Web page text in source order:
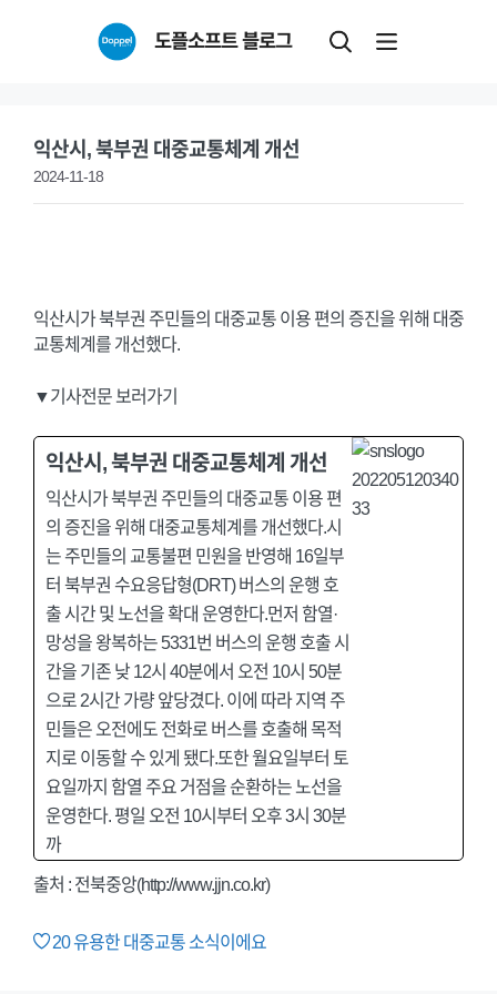
도플소프트 블로그
익산시, 북부권 대중교통체계 개선
2024-11-18
익산시가 북부권 주민들의 대중교통 이용 편의 증진을 위해 대중
교통체계를 개선했다.
▼기사전문 보러가기
익산시, 북부권 대중교통체계 개선
익산시가 북부권 주민들의 대중교통 이용 편
의 증진을 위해 대중교통체계를 개선했다.시
는 주민들의 교통불편 민원을 반영해 16일부
터 북부권 수요응답형(DRT) 버스의 운행 호
출 시간 및 노선을 확대 운영한다.먼저 함열·
망성을 왕복하는 5331번 버스의 운행 호출 시
간을 기존 낮 12시 40분에서 오전 10시 50분
으로 2시간 가량 앞당겼다. 이에 따라 지역 주
민들은 오전에도 전화로 버스를 호출해 목적
지로 이동할 수 있게 됐다.또한 월요일부터 토
요일까지 함열 주요 거점을 순환하는 노선을
운영한다. 평일 오전 10시부터 오후 3시 30분
까
출처 : 전북중앙(http://www.jjn.co.kr)
20유용한 대중교통 소식이에요